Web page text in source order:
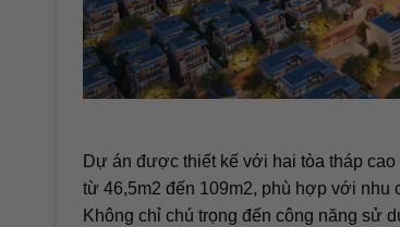
Dự án được thiết kế với hai tòa tháp
từ 46,5m2 đến 109m2, phù hợp với nhu
Không chỉ chú trọng đến công năng sử